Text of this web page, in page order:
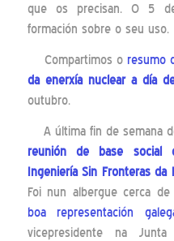
que os precisan. O 5
formación sobre o seu uso.
Compartimos o resumo
da enerxía nuclear a día
outubro.
A última fin de semana
reunión de base social
Ingeniería Sin Fronteras da
Foi nun albergue cerca
boa representación
vicepresidente na